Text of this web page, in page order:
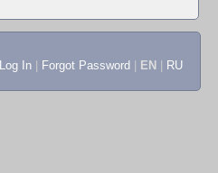
Log In Forgot Password EN RU